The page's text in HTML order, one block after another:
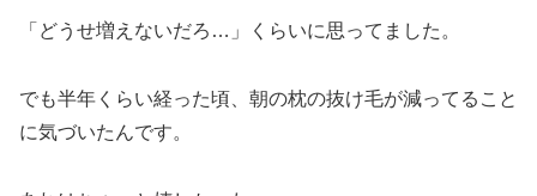
「どうせ増えないだろ…」くらいに思ってました。
でも半年くらい経った頃、朝の枕の抜け毛が減ってること
に気づいたんです。